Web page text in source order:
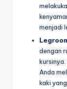
menjadi
dengan
Anda
kaki